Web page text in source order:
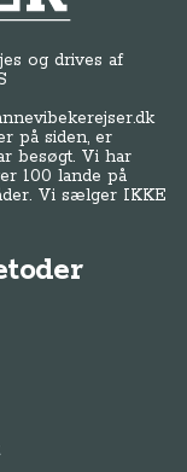
og drives af
på siden, er
besøgt. Vi har
100 lande på
Vi sælger IKKE